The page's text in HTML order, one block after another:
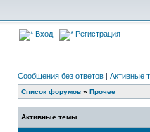
Вход Регистрация
Сообщения без ответов | Активные
Список форумов » Прочее
Активные темы